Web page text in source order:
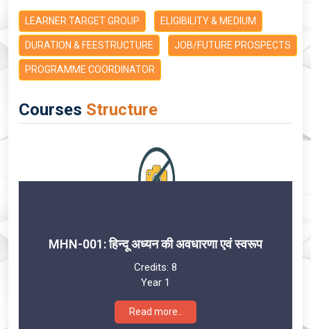
LEARNER TARGET GROUP ELIGIBILITY & MEDIUM
DURATION & FEESTRUCTURE JOB/FUTURE PROSPECTS
PROGRAMME COORDINATOR
Courses Structure
MHN-001: हिन्दू अध्यन की अवधारणा एवं स्वरूप
Credits: 8
Year 1
Read more..